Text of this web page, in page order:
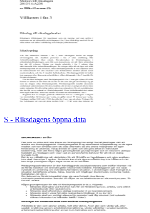
S - Riksdagens öppna data